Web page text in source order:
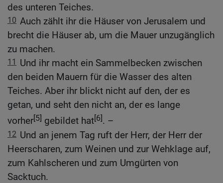
des unteren Teiches.
10 Auch zählt ihr die Häuser von Jerusalem und
brecht die Häuser ab, um die Mauer unzugänglich
zu machen.
11 Und ihr macht ein Sammelbecken zwischen
den beiden Mauern für die Wasser des alten
Teiches. Aber ihr blickt nicht auf den, der es
getan, und seht den nicht an, der es lange
vorher[5] gebildet hat[6]. –
12 Und an jenem Tag ruft der Herr, der Herr der
Heerscharen, zum Weinen und zur Wehklage auf,
zum Kahlscheren und zum Umgürten von
Sacktuch.